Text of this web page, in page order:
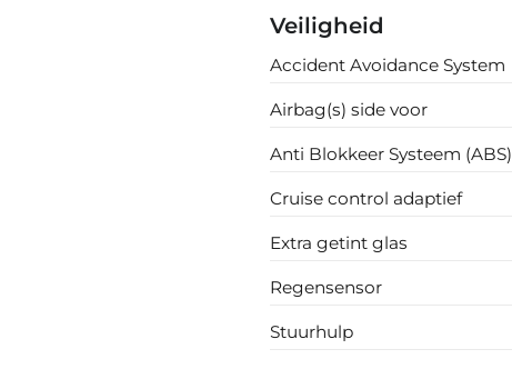
Veiligheid
Accident Avoidance System
Airbag(s) side voor
Anti Blokkeer Systeem (ABS)
Cruise control adaptief
Extra getint glas
Regensensor
Stuurhulp